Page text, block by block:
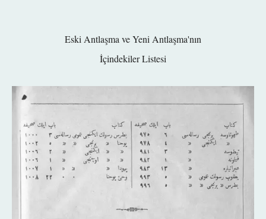
Eski Antlaşma ve Yeni Antlaşma'nın
İçindekiler Listesi